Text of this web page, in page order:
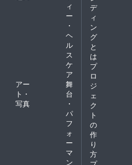
ィ
ー
・
ヘ
ル
ス
ケ
ア
アー
ト・
写真
舞
台
・
パ
フ
ォ
ー
マ
ン
デ
ィ
ン
グ
と
は
プ
ロ
ジ
ェ
ク
ト
の
作
り
方